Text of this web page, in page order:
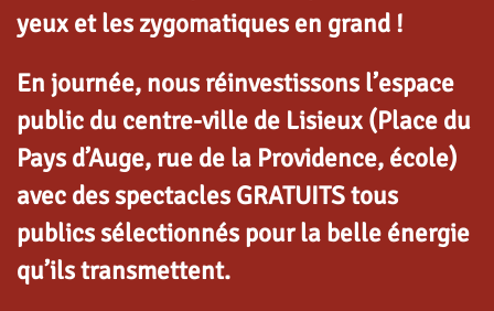
yeux et les zygomatiques en grand !
En journée, nous réinvestissons l’espace
public du centre-ville de Lisieux (Place du
Pays d’Auge, rue de la Providence, école)
avec des spectacles GRATUITS tous
publics sélectionnés pour la belle énergie
qu’ils transmettent.